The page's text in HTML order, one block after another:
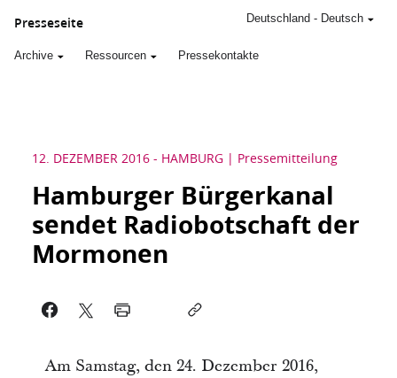
Presseseite
Archive Ressourcen Pressekontakte
Deutschland - Deutsch
12. DEZEMBER 2016 - HAMBURG Pressemitteilung
Hamburger Bürgerkanal
sendet Radiobotschaft der
Mormonen
Am Samstag, den 24. Dezember 2016,